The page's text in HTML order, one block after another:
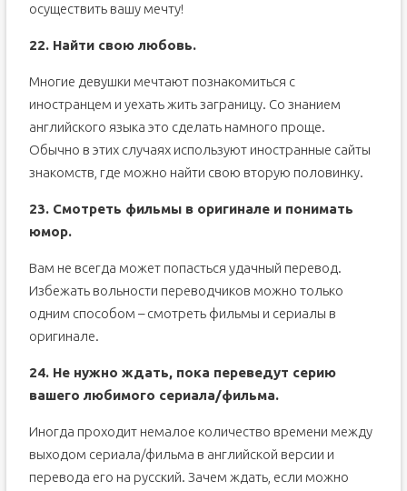
осуществить вашу мечту!
22. Найти свою любовь.
Многие девушки мечтают познакомиться с
иностранцем и уехать жить заграницу. Со знанием
английского языка это сделать намного проще.
Обычно в этих случаях используют иностранные сайты
знакомств, где можно найти свою вторую половинку.
23. Смотреть фильмы в оригинале и понимать
юмор.
Вам не всегда может попасться удачный перевод.
Избежать вольности переводчиков можно только
одним способом – смотреть фильмы и сериалы в
оригинале.
24. Не нужно ждать, пока переведут серию
вашего любимого сериала/фильма.
Иногда проходит немалое количество времени между
выходом сериала/фильма в английской версии и
перевода его на русский. Зачем ждать, если можно